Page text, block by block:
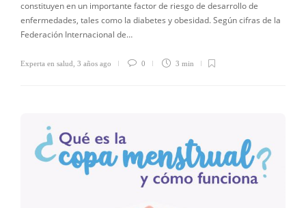
constituyen en un importante factor de riesgo de desarrollo de
enfermedades, tales como la diabetes y obesidad. Según cifras de la
Federación Internacional de…
Experta en salud 3 años ago 0 3 min